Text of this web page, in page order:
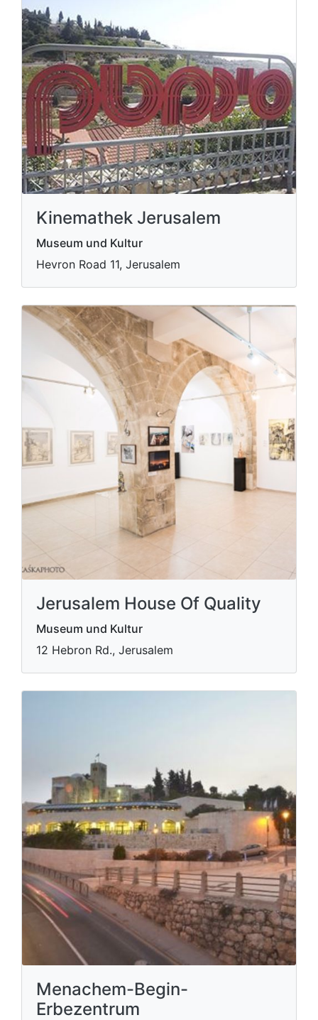
Kinemathek Jerusalem
Museum und Kultur
Hevron Road 11, Jerusalem
Jerusalem House Of Quality
Museum und Kultur
12 Hebron Rd., Jerusalem
Menachem-Begin-
Erbezentrum